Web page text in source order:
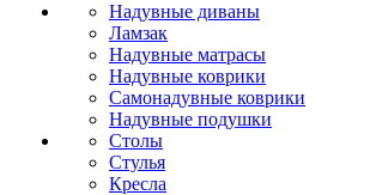
Надувные диваны
Ламзак
Надувные матрасы
Надувные коврики
Самонадувные коврики
Надувные подушки
Столы
Стулья
Кресла